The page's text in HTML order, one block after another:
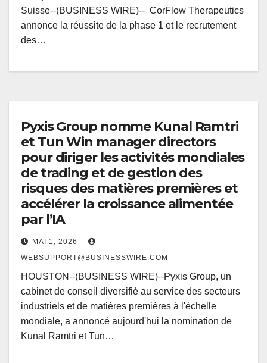
Suisse--(BUSINESS WIRE)-- CorFlow Therapeutics
annonce la réussite de la phase 1 et le recrutement
des…
Pyxis Group nomme Kunal Ramtri
et Tun Win manager directors
pour diriger les activités mondiales
de trading et de gestion des
risques des matières premières et
accélérer la croissance alimentée
par l’IA
MAI 1, 2026
WEBSUPPORT@BUSINESSWIRE.COM
HOUSTON--(BUSINESS WIRE)--Pyxis Group, un
cabinet de conseil diversifié au service des secteurs
industriels et de matières premières à l'échelle
mondiale, a annoncé aujourd'hui la nomination de
Kunal Ramtri et Tun…